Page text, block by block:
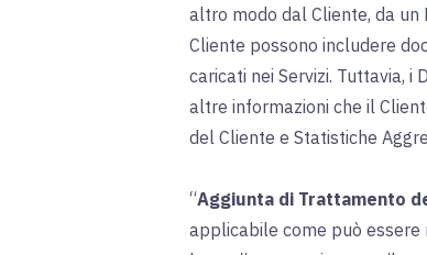
altro modo dal Cliente, da un
Cliente possono includere
caricati nei Servizi. Tuttavia,
altre informazioni che il
del Cliente e Statistiche
“Aggiunta di Trattamento
applicabile come può